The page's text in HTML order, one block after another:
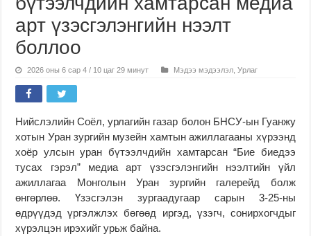
арт үзэсгэлэнгийн нээлт
боллоо
2026 оны 6 сар 4 / 10 цаг 29 минут Мэдээ мэдээлэл ,Урлаг
Нийслэлийн Соёл, урлагийн газар болон БНСУ-ын Гуанжу
хотын Уран зургийн музейн хамтын ажиллагааны хүрээнд
хоёр улсын уран бүтээлчдийн хамтарсан “Бие биедээ
тусах гэрэл” медиа арт үзэсгэлэнгийн нээлтийн үйл
ажиллагаа Монголын Уран зургийн галерейд болж
өнгөрлөө. Үзэсгэлэн зургаадугаар сарын 3-25-ны
өдрүүдэд үргэлжлэх бөгөөд иргэд, үзэгч, сонирхогчдыг
хүрэлцэн ирэхийг урьж байна.